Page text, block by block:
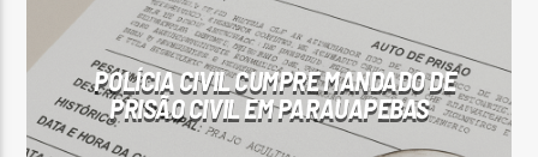
POLÍCIA CIVIL CUMPRE MANDADO DE
PRISÃO CIVIL EM PARAUAPEBAS